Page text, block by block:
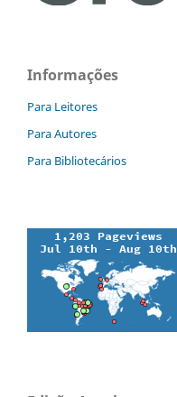
Informações
Para Leitores
Para Autores
Para Bibliotecários